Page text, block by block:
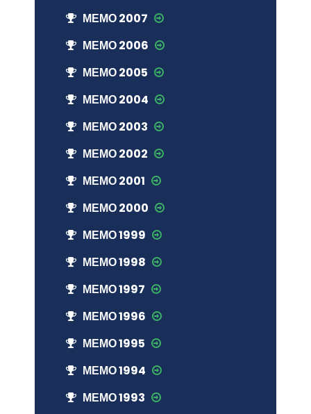
МЕМО 2007
МЕМО 2006
МЕМО 2005
МЕМО 2004
МЕМО 2003
МЕМО 2002
МЕМО 2001
МЕМО 2000
МЕМО 1999
МЕМО 1998
МЕМО 1997
МЕМО 1996
МЕМО 1995
МЕМО 1994
МЕМО 1993